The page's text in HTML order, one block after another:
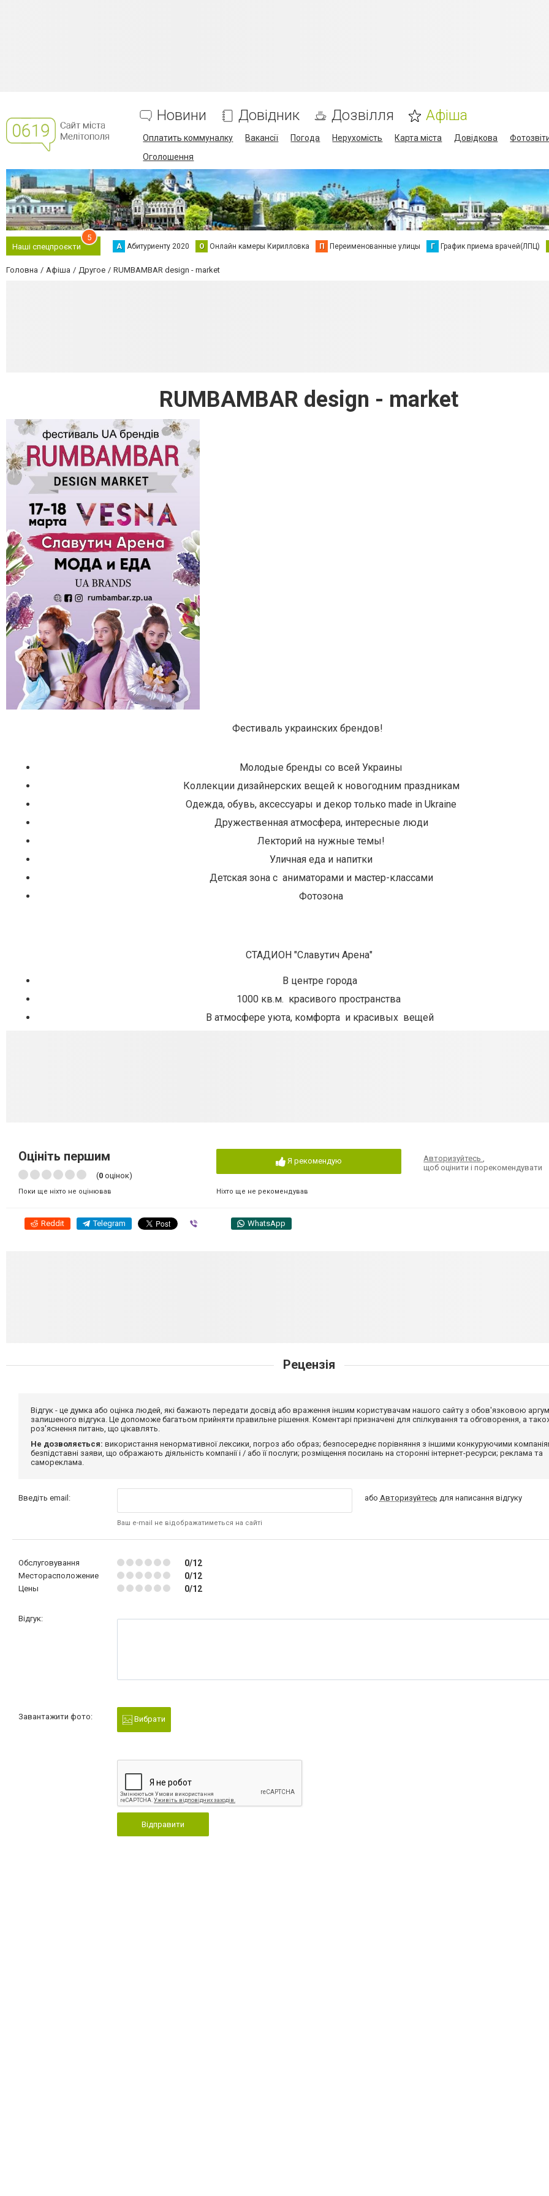
Новини Довідник Дозвілля Афіша
Оплатить коммуналку Вакансії Погода Нерухомість Карта міста Довідкова
Оголошення
Наші спецпроєкти
5
А Абитуриенту 2020 О Онлайн камеры Кирилловка П Переименованные улицы Г График приема врачей(ЛПЦ)
Головна Афіша Другое RUMBAMBAR design - market
RUMBAMBAR design - market
Фестиваль украинских брендов!
Молодые бренды со всей Украины
Коллекции дизайнерских вещей к новогодним праздникам
Одежда, обувь, аксессуары и декор только made in Ukraine
Дружественная атмосфера, интересные люди
Лекторий на нужные темы!
Уличная еда и напитки
Детская зона с аниматорами и мастер-классами
Фотозона
СТАДИОН "Славутич Арена"
В центре города
1000 кв.м. красивого пространства
В атмосфере уюта, комфорта и красивых вещей
Оцініть першим
(0 оцінок)
Поки ще ніхто не оцінював
Я рекомендую
Ніхто ще не рекомендував
Авторизуйтесь,
щоб оцінити і порекомендувати
Reddit Telegram WhatsApp
Рецензія
Відгук - це думка або оцінка людей, які бажають передати досвід або враження іншим користувачам нашого сайту з обов'язковою
залишеного відгука. Це допоможе багатьом прийняти правильне рішення. Коментарі призначені для спілкування та обговорення, а
роз'яснення питань, що цікавлять.
Не дозволяється: використання ненормативної лексики, погроз або образ; безпосереднє порівняння з іншими конкуруючими
безпідставні заяви, що ображають діяльність компанії і / або її послуги; розміщення посилань на сторонні інтернет-ресурси; реклама та
самореклама.
Введіть email:
Ваш e-mail не відображатиметься на сайті
або Авторизуйтесь для написання відгуку
Обслуговування 0/12
Месторасположение 0/12
Цены 0/12
Відгук:
Завантажити фото: Вибрати
Відправити